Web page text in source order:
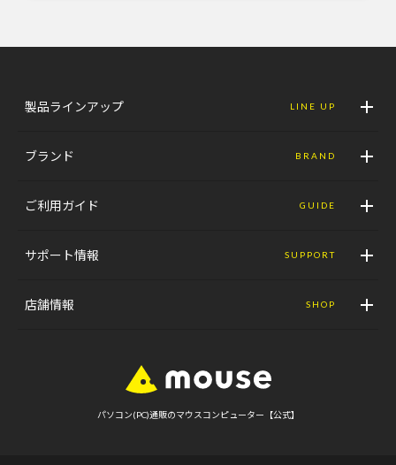
製品ラインアップ LINE UP
ブランド BRAND
ご利用ガイド GUIDE
サポート情報 SUPPORT
店舗情報 SHOP
パソコン(PC)通販のマウスコンピューター【公式】